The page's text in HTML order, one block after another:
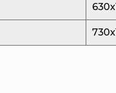
для конкретных